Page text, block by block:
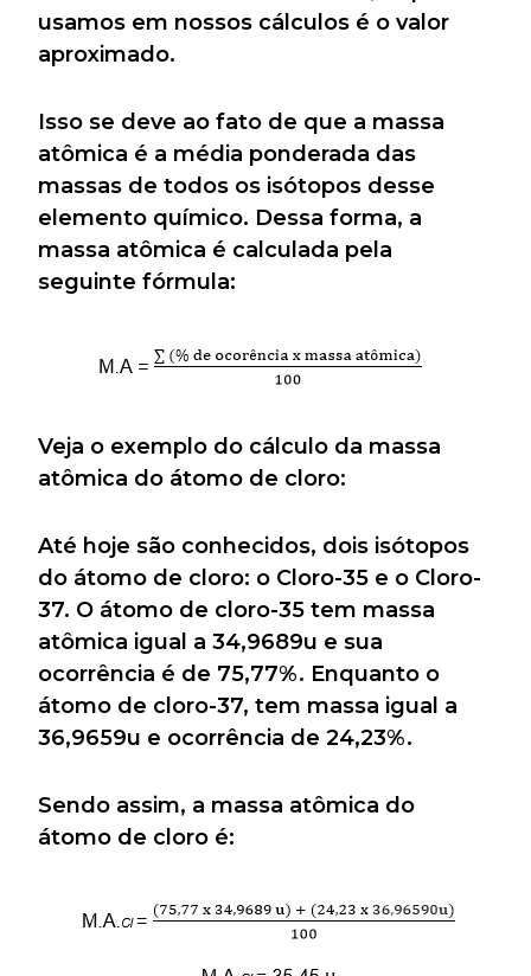
usamos em nossos cálculos é o valor
aproximado.
Isso se deve ao fato de que a massa
atômica é a média ponderada das
massas de todos os isótopos desse
elemento químico. Dessa forma, a
massa atômica é calculada pela
seguinte fórmula:
Veja o exemplo do cálculo da massa
atômica do átomo de cloro:
Até hoje são conhecidos, dois isótopos
do átomo de cloro: o Cloro-35 e o Cloro-
37. O átomo de cloro-35 tem massa
atômica igual a 34,9689u e sua
ocorrência é de 75,77%. Enquanto o
átomo de cloro-37, tem massa igual a
36,9659u e ocorrência de 24,23%.
Sendo assim, a massa atômica do
átomo de cloro é: